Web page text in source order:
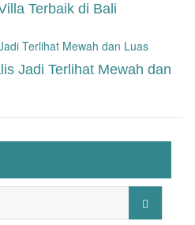
Terbaik di Bali
Jadi Terlihat Mewah dan